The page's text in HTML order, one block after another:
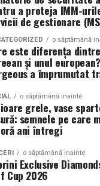
speciale
organizatorică
eveniment într-o
participanți.
si poate
ce o alegere gresita
restul masinii
vizual la
din Cluj,
ci si elemente
adesea detalii
distanta fata de
ansamblului roata-
cu dimensiuni
a proteja IMM-
de gestionare
o săptămână
este diferența
și unul
a împrumutat
o săptămână inainte
grele, vase
semnele pe care
ani întregi
o săptămână inainte
Exclusive
Cup 2026